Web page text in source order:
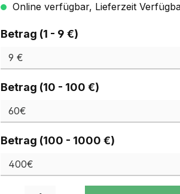
Online verfügbar, Lieferzeit
Betrag (1 - 9 €)auswählen
Betrag (10 - 100 €)auswählen
Betrag (100 - 1000 €)auswählen
Produkt Anzahl: Gib den gewünschten